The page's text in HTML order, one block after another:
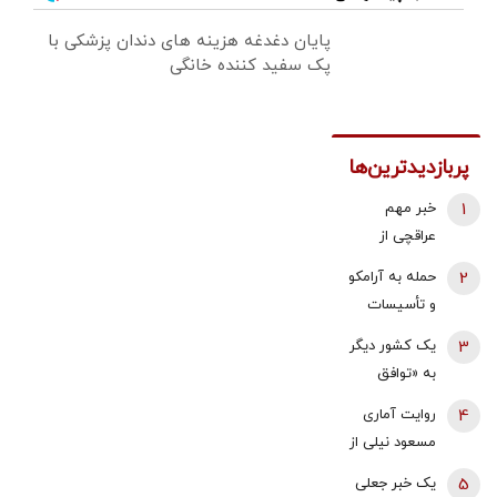
پایان دغدغه هزینه های دندان پزشکی با
پک سفید کننده خانگی
پربازدیدترین‌ها
خبر مهم
عراقچی از
نیروهای نظامی
عمان درباره
تنگه هرمز
1
حمله به آرامکو
و تأسیسات
واکنش وزارت
انرژی عربستان
به آتش سوزی
در پالایشگاه
2
یک کشور دیگر
به «توافق
پیوندد/ ترکیه
خیال ایران را
راحت کرد
3
روایت آماری
مسعود نیلی از
4
یک خبر جعلی
5